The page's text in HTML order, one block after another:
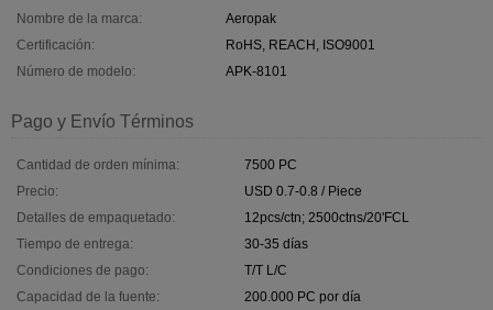
Nombre de la marca:
Aeropak
Certificación:
RoHS, REACH, ISO9001
Número de modelo:
APK-8101
Pago y Envío Términos
Cantidad de orden mínima:
7500 PC
Precio:
USD 0.7-0.8 / Piece
Detalles de empaquetado:
12pcs/ctn; 2500ctns/20'FCL
Tiempo de entrega:
30-35 días
Condiciones de pago:
T/T L/C
Capacidad de la fuente:
200.000 PC por día